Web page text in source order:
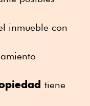
inmueble con
tiene